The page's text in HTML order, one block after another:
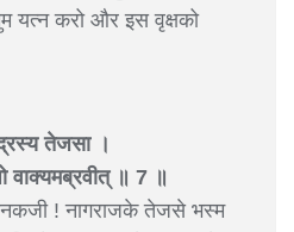
यत्न करो और इस वृक्षको
तेजसा ।
वाक्यमब्रवीत् ॥ 7 ॥
! नागराजके तेजसे भस्म